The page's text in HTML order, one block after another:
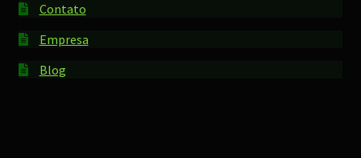
Contato
Empresa
Blog